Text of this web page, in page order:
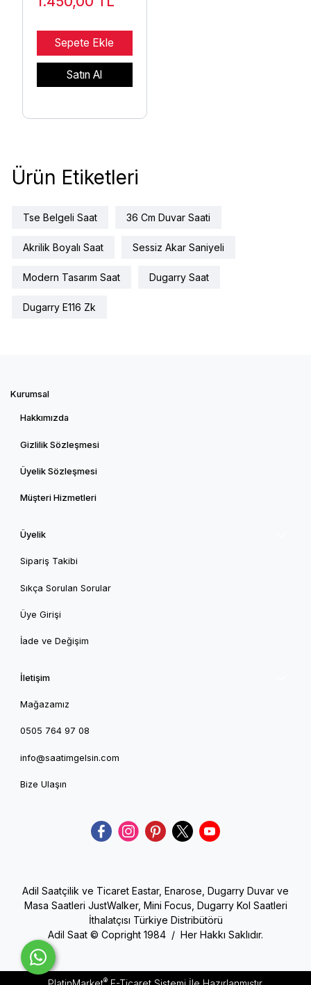
Sepete Ekle
Satın Al
Ürün Etiketleri
Tse Belgeli Saat 36 Cm Duvar Saati
Akrilik Boyalı Saat Sessiz Akar Saniyeli
Modern Tasarım Saat Dugarry Saat
Dugarry E116 Zk
Kurumsal
Hakkımızda
Gizlilik Sözleşmesi
Üyelik Sözleşmesi
Müşteri Hizmetleri
Üyelik
Sipariş Takibi
Sıkça Sorulan Sorular
Üye Girişi
İade ve Değişim
İletişim
Mağazamız
0505 764 97 08
info@saatimgelsin.com
Bize Ulaşın
Adil Saatçilik ve Ticaret Eastar, Enarose, Dugarry Duvar ve
Masa Saatleri JustWalker, Mini Focus, Dugarry Kol Saatleri
İthalatçısı Türkiye Distribütörü
Adil Saat © Copright 1984 / Her Hakkı Saklıdır.
®